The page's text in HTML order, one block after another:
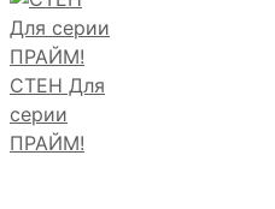
СТЕН Для
серии
ПРАЙМ!